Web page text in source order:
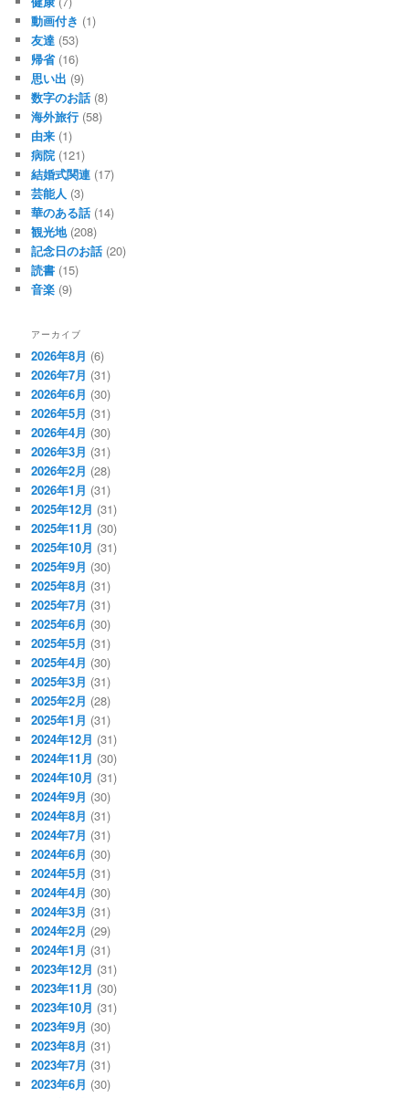
動画付き (1)
友達 (53)
帰省(16)
思い出 (9)
数字のお話 (8)
海外旅行 (58)
由来 (1)
病院 (121)
結婚式関連 (17)
芸能人 (3)
華のある話 (14)
観光地(208)
記念日のお話 (20)
読書 (15)
音楽 (9)
アーカイブ
2026年8月 (6)
2026年7月 (31)
2026年6月 (30)
2026年5月 (31)
2026年4月 (30)
2026年3月 (31)
2026年2月 (28)
2026年1月 (31)
2025年12月 (31)
2025年11月 (30)
2025年10月 (31)
2025年9月 (30)
2025年8月 (31)
2025年7月 (31)
2025年6月 (30)
2025年5月 (31)
2025年4月 (30)
2025年3月 (31)
2025年2月 (28)
2025年1月 (31)
2024年12月 (31)
2024年11月 (30)
2024年10月 (31)
2024年9月 (30)
2024年8月 (31)
2024年7月 (31)
2024年6月 (30)
2024年5月 (31)
2024年4月 (30)
2024年3月 (31)
2024年2月 (29)
2024年1月 (31)
2023年12月 (31)
2023年11月 (30)
2023年10月 (31)
2023年9月 (30)
2023年8月 (31)
2023年7月 (31)
2023年6月 (30)